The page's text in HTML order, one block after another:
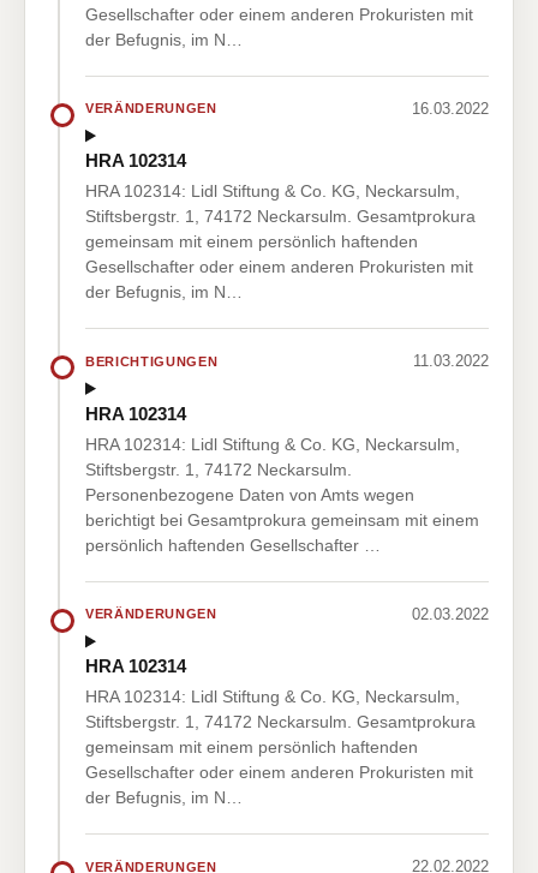
Gesellschafter oder einem anderen Prokuristen mit
der Befugnis, im N…
VERÄNDERUNGEN 16.03.2022
HRA 102314
HRA 102314: Lidl Stiftung & Co. KG, Neckarsulm,
Stiftsbergstr. 1, 74172 Neckarsulm. Gesamtprokura
gemeinsam mit einem persönlich haftenden
Gesellschafter oder einem anderen Prokuristen mit
der Befugnis, im N…
BERICHTIGUNGEN 11.03.2022
HRA 102314
HRA 102314: Lidl Stiftung & Co. KG, Neckarsulm,
Stiftsbergstr. 1, 74172 Neckarsulm.
Personenbezogene Daten von Amts wegen
berichtigt bei Gesamtprokura gemeinsam mit einem
persönlich haftenden Gesellschafter …
VERÄNDERUNGEN 02.03.2022
HRA 102314
HRA 102314: Lidl Stiftung & Co. KG, Neckarsulm,
Stiftsbergstr. 1, 74172 Neckarsulm. Gesamtprokura
gemeinsam mit einem persönlich haftenden
Gesellschafter oder einem anderen Prokuristen mit
der Befugnis, im N…
VERÄNDERUNGEN 22.02.2022